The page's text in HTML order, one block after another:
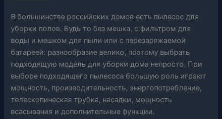
В большинстве российских домов есть пылесос для
уборки полов. Будь то без мешка, с фильтром для
воды и мешком для пыли или с перезаряжаемой
батареей: разнообразие велико, поэтому выбрать
подходящую модель для уборки дома непросто. При
выборе подходящего пылесоса большую роль играют
мощность, производительность, энергопотребление,
телескопическая трубка, насадки, мощность
всасывания и дополнительные функции.